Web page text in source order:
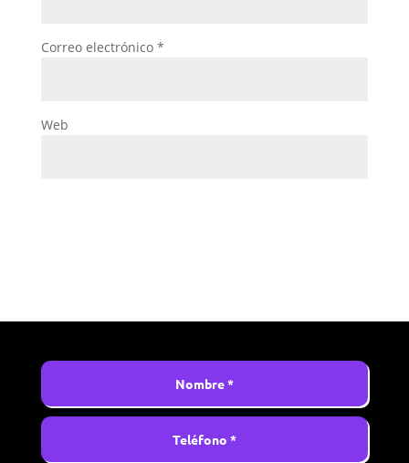
Correo electrónico *
Web